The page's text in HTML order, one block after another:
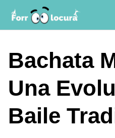
contenido
Bachata
Una
Baile